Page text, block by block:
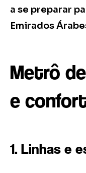
a se preparar
Emirados
Metrô
e
1. Linhas e